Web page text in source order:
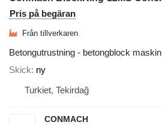
Pris på begäran
Från tillverkaren
Betongutrustning - betongblock maskin
Skick ny
Turkiet, Tekirdağ
CONMACH